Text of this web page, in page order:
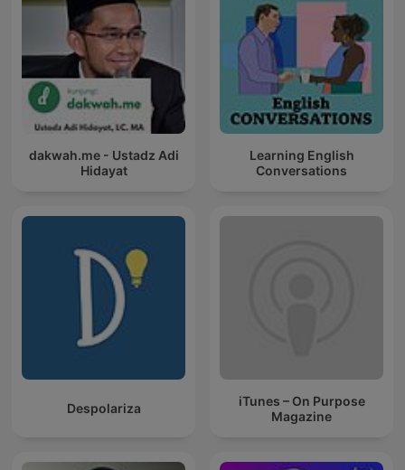
dakwah.me - Ustadz Adi
Hidayat
Learning English
Conversations
Despolariza
iTunes – On Purpose
Magazine